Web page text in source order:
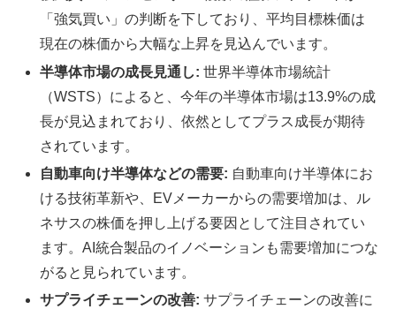
「強気買い」の判断を下しており、平均目標株価は
現在の株価から大幅な上昇を見込んでいます。
半導体市場の成長見通し: 世界半導体市場統計
（WSTS）によると、今年の半導体市場は13.9%の成
長が見込まれており、依然としてプラス成長が期待
されています。
自動車向け半導体などの需要: 自動車向け半導体にお
ける技術革新や、EVメーカーからの需要増加は、ル
ネサスの株価を押し上げる要因として注目されてい
ます。AI統合製品のイノベーションも需要増加につな
がると見られています。
サプライチェーンの改善: サプライチェーンの改善に